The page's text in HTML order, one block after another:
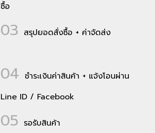
ซื้อ
03 สรุปยอดสั่งซื้อ + ค่าจัดส่ง
04 ชำระเงินค่าสินค้า + แจ้งโอนผ่าน
Line ID / Facebook
05 รอรับสินค้า